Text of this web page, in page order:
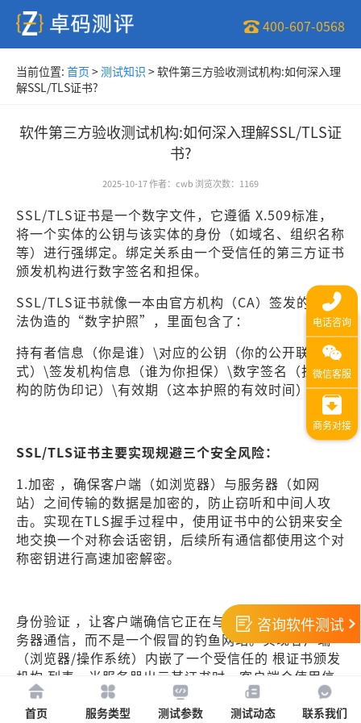
400-607-0568
当前位置: 首页 >测试知识 >软件第三方验收测试机构:如何深入理
解SSL/TLS证书?
软件第三方验收测试机构:如何深入理解SSL/TLS证
书?
2025-10-17作者： cwb 浏览次数： 1169
SSL/TLS证书是一个数字文件，它遵循 X.509标准，
将一个实体的公钥与该实体的身份（如域名、组织名称
等）进行强绑定。绑定关系由一个受信任的第三方证书
颁发机构进行数字签名和担保。
SSL/TLS证书就像一本由官方机构（CA）签发的、无
法伪造的“数字护照”，里面包含了：
持有者信息（你是谁）\对应的公钥（你的公开联系方
式）\签发机构信息（谁为你担保）\数字签名（担保机
构的防伪印记）\有效期（这本护照的有效时间）
SSL/TLS证书主要实现规避三个安全风险：
1.加密 ，确保客户端（如浏览器）与服务器（如网
站）之间传输的数据是加密的，防止窃听和中间人攻
击。实现在TLS握手过程中，使用证书中的公钥来安全
地交换一个对称会话密钥，后续所有通信都使用这个对
称密钥进行高速加密解密。
身份验证 ，让客户端确信它正在与真正的、预期的服
务器通信，而不是一个假冒的钓鱼网站。实现客户端
（浏览器/操作系统）内嵌了一个受信任的 根证书颁发
机构 列表。当服务器出示其证书时，客户端会使用信
任链逐级验证该证书的签名，确保证书是由受信任的
CA 颁发的，并且证书中的域名与正在访问的域名匹
咨询软件测试
首页 服务类型 测试参数 测试动态 联系我们